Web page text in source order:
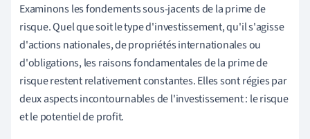
Examinons les fondements sous-jacents de la prime de
risque. Quel que soit le type d'investissement, qu'il s'agisse
d'actions nationales, de propriétés internationales ou
d'obligations, les raisons fondamentales de la prime de
risque restent relativement constantes. Elles sont régies par
deux aspects incontournables de l'investissement : le risque
et le potentiel de profit.